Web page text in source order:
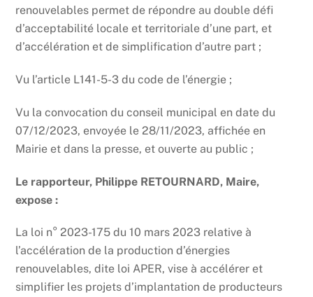
renouvelables permet de répondre au double défi
d’acceptabilité locale et territoriale d’une part, et
d’accélération et de simplification d’autre part ;
Vu l’article L141-5-3 du code de l’énergie ;
Vu la convocation du conseil municipal en date du
07/12/2023, envoyée le 28/11/2023, affichée en
Mairie et dans la presse, et ouverte au public ;
Le rapporteur, Philippe RETOURNARD, Maire,
expose :
La loi n° 2023-175 du 10 mars 2023 relative à
l’accélération de la production d’énergies
renouvelables, dite loi APER, vise à accélérer et
simplifier les projets d’implantation de producteurs